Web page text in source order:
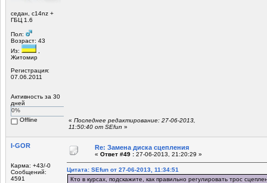
седан, c14nz +
ГБЦ 1.6
Пол:
Возраст: 43
Из:
Житомир
Регистрация:
07.06.2011
Активность за 30
дней
0%
Offline
« Последнее редактирование: 27-06-2013,
11:50:40 от SEfun »
I-GOR
Карма: +43/-0
Сообщений:
4591
Re: Замена диска сцепления
« Ответ #49 : 27-06-2013, 21:20:29 »
Цитата: SEfun от 27-06-2013, 11:34:51
Кто в курсах, подскажите, как правильно регулировать трос